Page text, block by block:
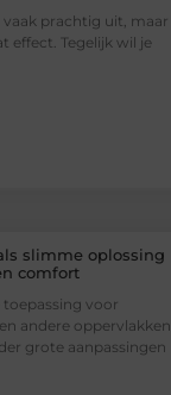
prachtig uit, maar
effect. Tegelijk wil je
slimme oplossing
comfort
toepassing voor
andere oppervlakken
grote aanpassingen